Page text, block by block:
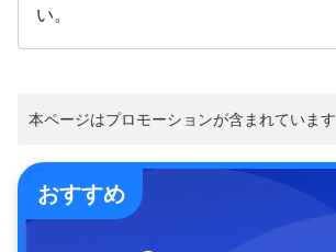
い。
本ページはプロモーションが含まれています
おすすめ